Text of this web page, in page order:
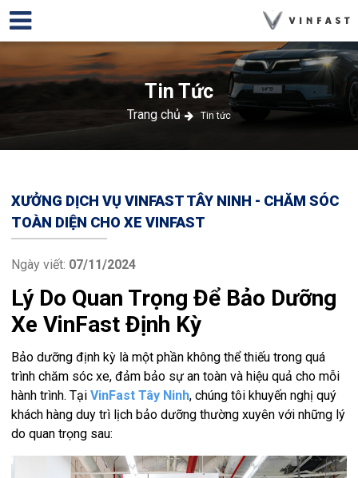
Tin Tức
Trang chủ Tin tức
XƯỞNG DỊCH VỤ VINFAST TÂY NINH - CHĂM SÓC
TOÀN DIỆN CHO XE VINFAST
Ngày viết: 07/11/2024
Lý Do Quan Trọng Để Bảo Dưỡng
Xe VinFast Định Kỳ
Bảo dưỡng định kỳ là một phần không thể thiếu trong quá
trình chăm sóc xe, đảm bảo sự an toàn và hiệu quả cho mỗi
hành trình. TạiVinFast Tây Ninh, chúng tôi khuyến nghị quý
khách hàng duy trì lịch bảo dưỡng thường xuyên với những lý
do quan trọng sau: